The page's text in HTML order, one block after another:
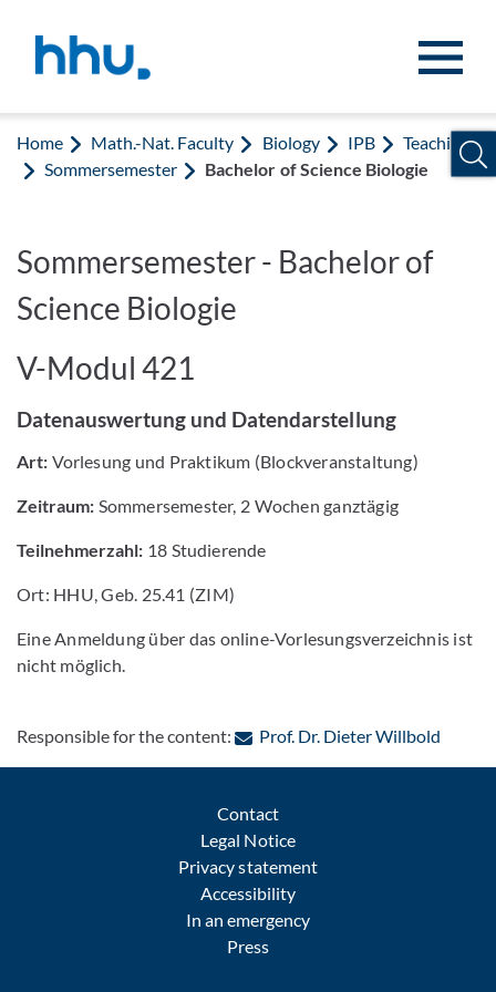
Home Math.-Nat. Faculty Biology IPB
Teaching
Sommersemester
Bachelor of Science Biologie
Sommersemester - Bachelor of
Science Biologie
V-Modul 421
Datenauswertung und Datendarstellung
Art: Vorlesung und Praktikum (Blockveranstaltung)
Zeitraum: Sommersemester, 2 Wochen ganztägig
Teilnehmerzahl: 18 Studierende
Ort: HHU, Geb. 25.41 (ZIM)
Eine Anmeldung über das online-Vorlesungsverzeichnis ist
nicht möglich.
Responsible for the content: Prof. Dr. Dieter Willbold:
Contact
Legal Notice
Privacy statement
Accessibility
In an emergency
Press